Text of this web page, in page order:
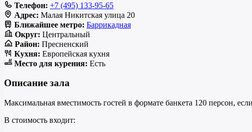
Телефон: +7 (495) 133-95-65
Адрес: Малая Никитская улица 20
Ближайшее метро: Баррикадная
Округ: Центральный
Район: Пресненский
Кухня: Европейская кухня
Место для курения: Есть
Описание зала
Максимальная вместимость гостей в формате банкета 120 персон,
В стоимость входит: